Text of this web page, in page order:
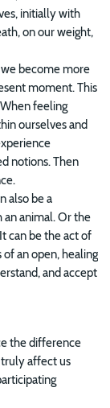
initially with
on our weight,
become more
moment. This
feeling
ourselves and
notions. Then
also be a
animal. Or the
can be the act of
an open, healing
and accept
the difference
affect us